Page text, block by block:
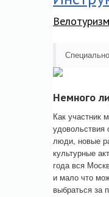
Велотуризм
Немного
Как участник
удовольствия
люди, новые
культурные
года вся
и мало что
выбраться за